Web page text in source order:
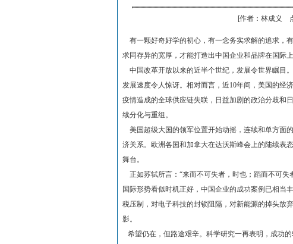
[作者：林成义
有一颗好奇好学的初心，有一念务实求解的追求，
求同存异的宽厚，才能打造出中国企业和品牌在国际上
中国改革开放以来的近半个世纪，发展令世界瞩目
发展速度令人惊讶。相对而言，近10年间，美国的经
疫情造成的全球供应链失联，日益加剧的政治分歧和
续分化与重组。
美国超级大国的领军位置开始动摇，连续和单方面
济关系。欧洲各国和加拿大在达沃斯峰会上的陆续表
舞台。
正如苏轼所言：“来而不可失者，时也；蹈而不可失
国际形势看似时机正好，中国企业的成功案例已相当
税压制，对电子科技的封锁阻隔，对新能源的掉头放
影。
希望仍在，但路途艰辛。科学研究一再表明，成功